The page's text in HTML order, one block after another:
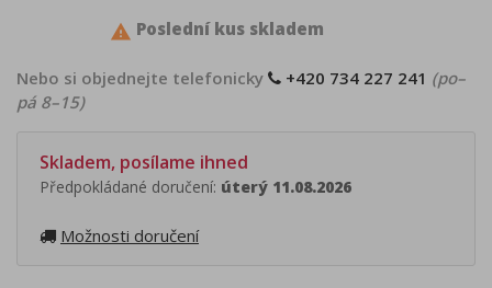
 Poslední kus skladem
Nebo si objednejte telefonicky +420 734 227 241 (po–
pá 8–15)
Skladem, posílame ihned
Předpokládané doručení: úterý 11.08.2026
Možnosti doručení